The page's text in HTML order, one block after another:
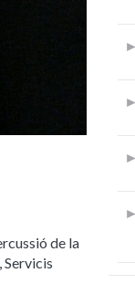
de la
Servicis